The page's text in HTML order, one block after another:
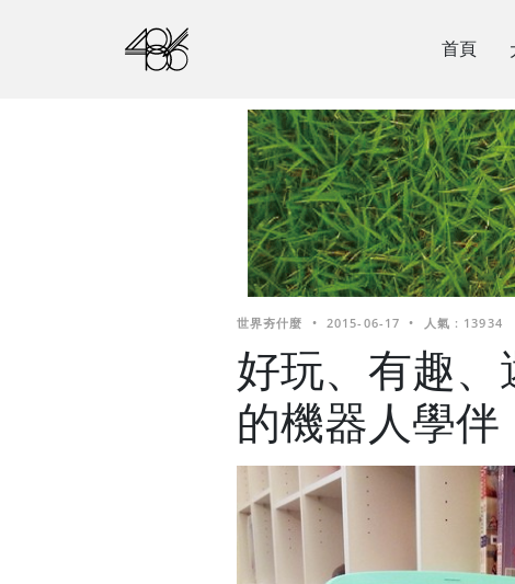
首頁
世界夯什麼 • 2015-06-17 • 人氣 : 13934
好玩、有趣
的機器人學伴